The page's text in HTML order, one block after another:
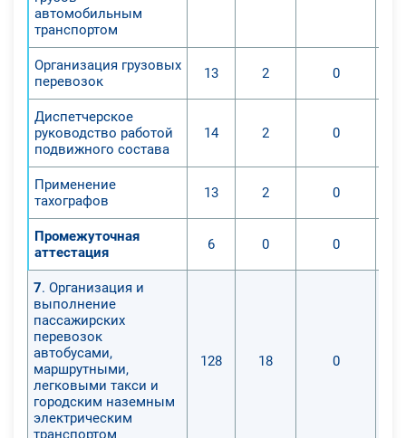
автомобильным
транспортом
Организация грузовых
перевозок
13 2 0
Диспетчерское
руководство работой
подвижного состава
14 2 0
Применение
тахографов
13 2 0
Промежуточная
аттестация
6 0 0
7. Организация и
выполнение
пассажирских
перевозок
автобусами,
маршрутными,
легковыми такси и
городским наземным
электрическим
транспортом
128 18 0